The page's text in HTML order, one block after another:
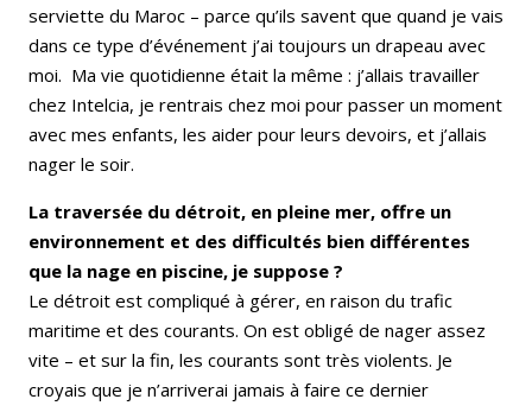
serviette du Maroc – parce qu’ils savent que quand je vais
dans ce type d’événement j’ai toujours un drapeau avec
moi. Ma vie quotidienne était la même : j’allais travailler
chez Intelcia, je rentrais chez moi pour passer un moment
avec mes enfants, les aider pour leurs devoirs, et j’allais
nager le soir.
La traversée du détroit, en pleine mer, offre un
environnement et des difficultés bien différentes
que la nage en piscine, je suppose ?
Le détroit est compliqué à gérer, en raison du trafic
maritime et des courants. On est obligé de nager assez
vite – et sur la fin, les courants sont très violents. Je
croyais que je n’arriverai jamais à faire ce dernier